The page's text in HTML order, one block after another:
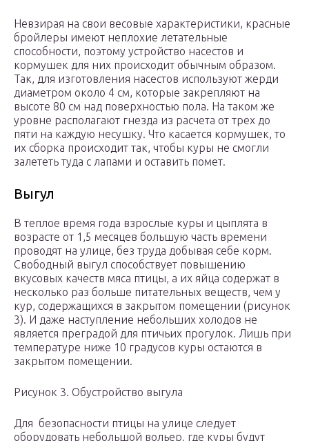
Невзирая на свои весовые характеристики, красные
бройлеры имеют неплохие летательные
способности, поэтому устройство насестов и
кормушек для них происходит обычным образом.
Так, для изготовления насестов используют жерди
диаметром около 4 см, которые закрепляют на
высоте 80 см над поверхностью пола. На таком же
уровне располагают гнезда из расчета от трех до
пяти на каждую несушку. Что касается кормушек, то
их сборка происходит так, чтобы куры не смогли
залететь туда с лапами и оставить помет.
Выгул
В теплое время года взрослые куры и цыплята в
возрасте от 1,5 месяцев большую часть времени
проводят на улице, без труда добывая себе корм.
Свободный выгул способствует повышению
вкусовых качеств мяса птицы, а их яйца содержат в
несколько раз больше питательных веществ, чем у
кур, содержащихся в закрытом помещении (рисунок
3). И даже наступление небольших холодов не
является преградой для птичьих прогулок. Лишь при
температуре ниже 10 градусов куры остаются в
закрытом помещении.
Рисунок 3. Обустройство выгула
Для безопасности птицы на улице следует
оборудовать небольшой вольер, где куры будут